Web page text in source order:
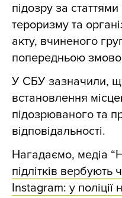
підозру за
тероризму та
акту, вчиненого
попередньою
У СБУ зазначили,
встановлення
підозрюваного та
відповідальності.
Нагадаємо, медіа
підлітків вербують
Instagram: у